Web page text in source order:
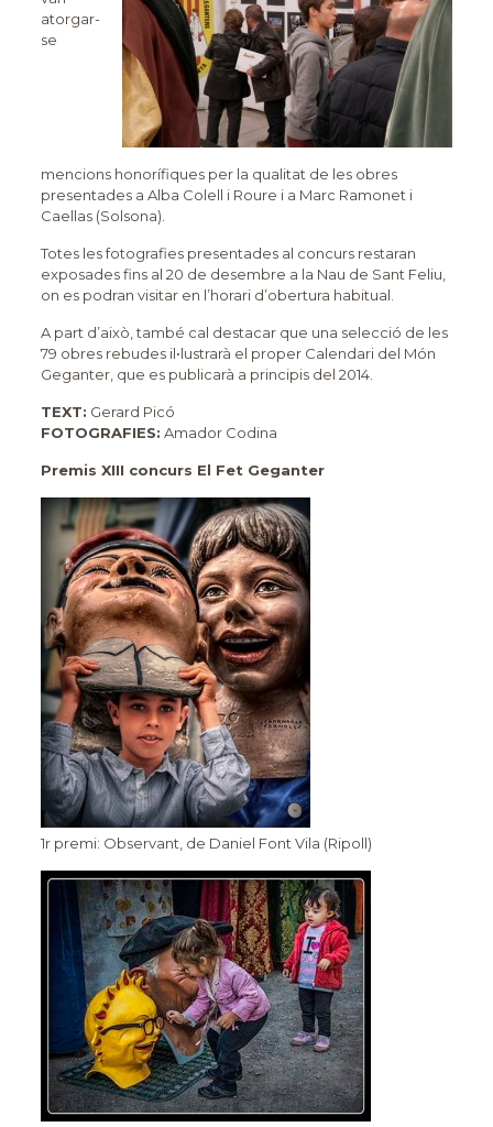
atorgar-
se
mencions honorífiques per la qualitat de les obres
presentades a Alba Colell i Roure i a Marc Ramonet i
Caellas (Solsona).
Totes les fotografies presentades al concurs restaran
exposades fins al 20 de desembre a la Nau de Sant Feliu,
on es podran visitar en l’horari d’obertura habitual.
A part d’això, també cal destacar que una selecció de les
79 obres rebudes il•lustrarà el proper Calendari del Món
Geganter, que es publicarà a principis del 2014.
TEXT: Gerard Picó
FOTOGRAFIES: Amador Codina
Premis XIII concurs El Fet Geganter
1r premi: Observant, de Daniel Font Vila (Ripoll)